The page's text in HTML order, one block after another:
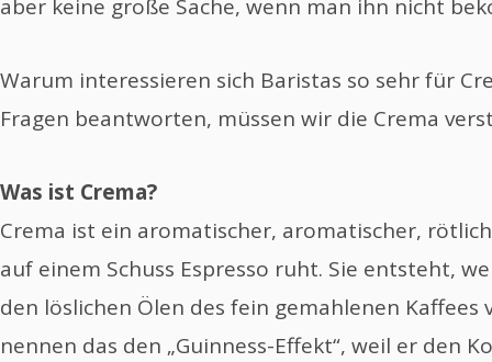
aber keine große Sache, wenn man ihn nicht
Warum interessieren sich Baristas so sehr für
Fragen beantworten, müssen wir die Crema
Was ist Crema?
Crema ist ein aromatischer, aromatischer,
auf einem Schuss Espresso ruht. Sie entsteht,
den löslichen Ölen des fein gemahlenen Kaffees
nennen das den „Guinness-Effekt“, weil er den